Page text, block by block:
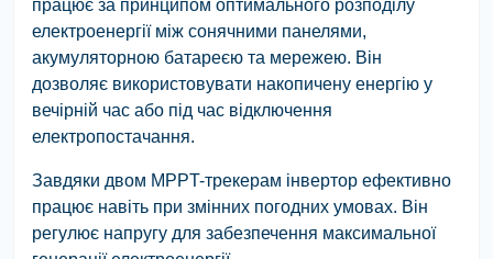
працює за принципом оптимального розподілу
електроенергії між сонячними панелями,
акумуляторною батареєю та мережею. Він
дозволяє використовувати накопичену енергію у
вечірній час або під час відключення
електропостачання.
Завдяки двом MPPT-трекерам інвертор ефективно
працює навіть при змінних погодних умовах. Він
регулює напругу для забезпечення максимальної